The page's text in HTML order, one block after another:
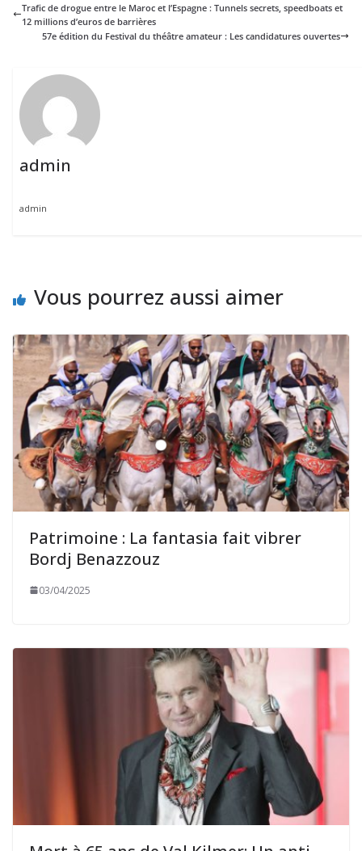
Trafic de drogue entre le Maroc et l’Espagne : Tunnels secrets, speedboats et
12 millions d’euros de barrières
57e édition du Festival du théâtre amateur : Les candidatures ouvertes
admin
admin
Vous pourrez aussi aimer
Patrimoine : La fantasia fait vibrer
Bordj Benazzouz
03/04/2025